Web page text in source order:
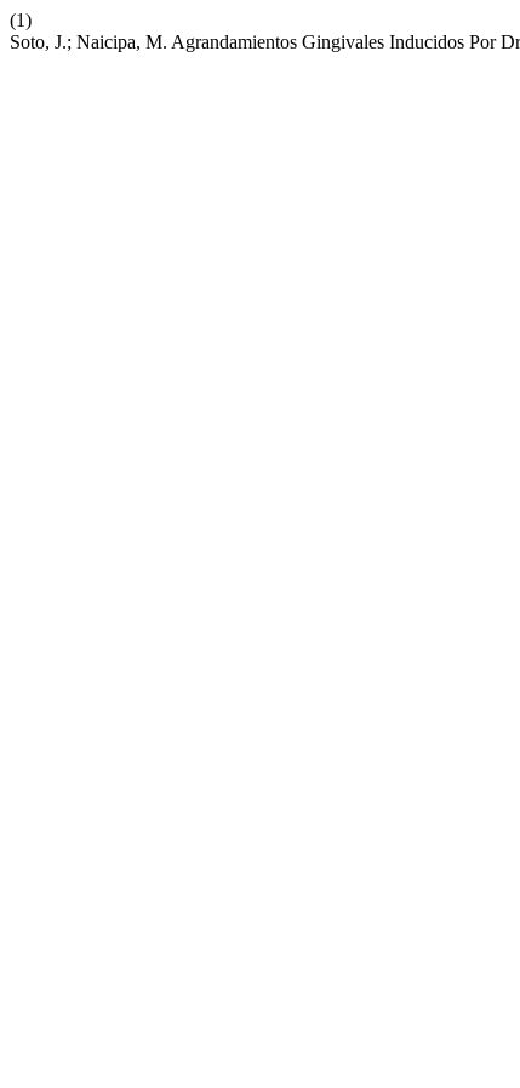
(1)
Soto, J.; Naicipa, M. Agrandamientos Gingivales Inducidos Por